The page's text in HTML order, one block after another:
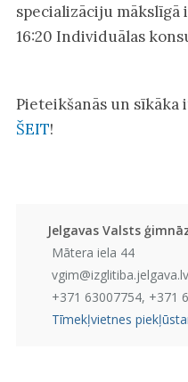
specializāciju mākslīgā
16:20 Individuālas
Pieteikšanās un sīkāka
ŠEIT!
Jelgavas Valsts
Mātera iela 44
vgim@izglitiba.jelgava.lv
+371 63007754, +371
Tīmekļvietnes